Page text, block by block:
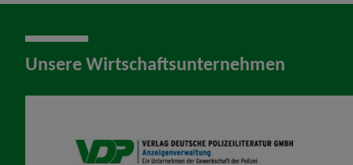
Unsere Wirtschaftsunternehmen
VDP AV